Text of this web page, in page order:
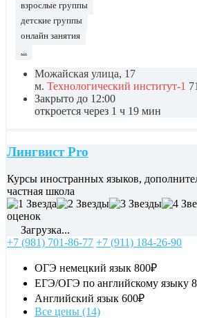
взрослые группы
детские группы
онлайн занятия
...
Можайская улица, 17
м. Технологический институт-1
Закрыто до 12:00
откроется через 1 ч 19 мин
Лингвист Pro
Курсы иностранных языков,
частная школа
оценок
Загрузка...
+7 (981) 701-86-77 +7 (911) 184-26-90
ОГЭ немецкий язык 800₽
ЕГЭ/ОГЭ по английскому языку
Английский язык 600₽
Все цены (14)